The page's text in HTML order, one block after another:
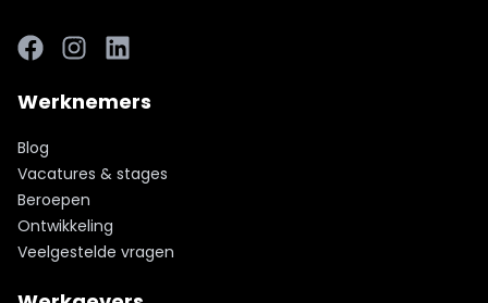
Facebook
LinkedInLinkedIn
Werknemers
Blog
Vacatures & stages
Beroepen
Ontwikkeling
Veelgestelde vragen